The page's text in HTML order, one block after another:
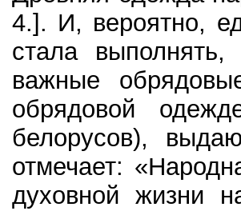
4.]. И, вероятно,
стала
важные
обрядовой
белорусов),
отмечает:
духовной жизни